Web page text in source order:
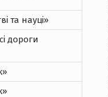
та науці»
дороги